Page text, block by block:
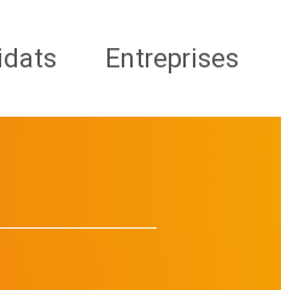
Entreprises